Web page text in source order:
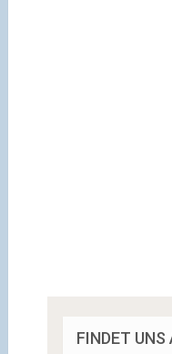
FINDET UNS